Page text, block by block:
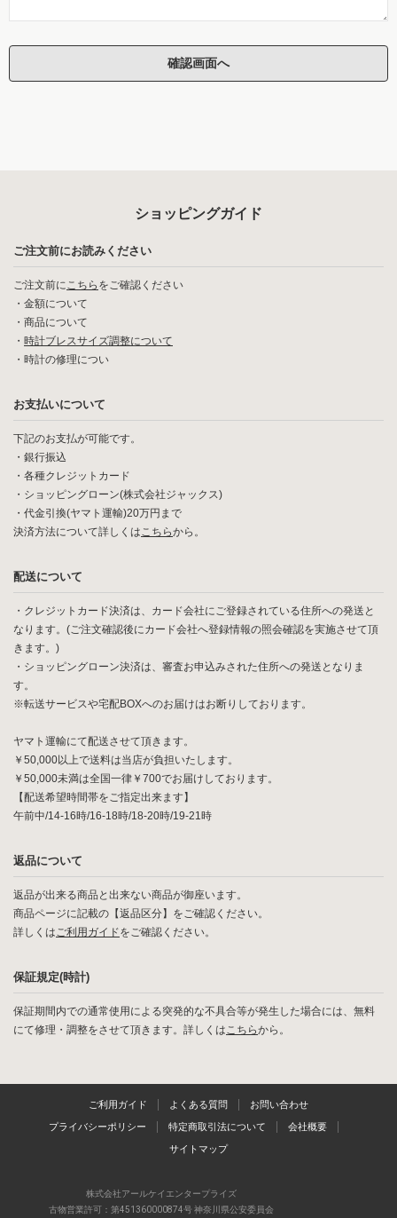
ショッピングガイド
ご注文前にお読みください
ご注文前にこちら をご確認ください
・ 金額について
・ 商品について
・ 時計ブレスサイズ調整について
・ 時計の修理につい
お支払いについて
下記のお支払が可能です。
・銀行振込
・各種クレジットカード
・ショッピングローン(株式会社ジャックス)
・代金引換(ヤマト運輸)20万円まで
決済方法について詳しくはこちらから。
配送について
・クレジットカード決済は、カード会社にご登録されている住所への発送と
なります。(ご注文確認後にカード会社へ登録情報の照会確認を実施させて頂
きます。)
・ショッピングローン決済は、審査お申込みされた住所への発送となりま
す。
※転送サービスや宅配BOXへのお届けはお断りしております。
ヤマト運輸にて配送させて頂きます。
￥50,000以上で送料は当店が負担いたします。
￥50,000未満は全国一律￥700でお届けしております。
【配送希望時間帯をご指定出来ます】
午前中/14-16時/16-18時/18-20時/19-21時
返品について
返品が出来る商品と出来ない商品が御座います。
商品ページに記載の【返品区分】をご確認ください。
詳しくはご利用ガイドをご確認ください。
保証規定(時計)
保証期間内での通常使用による突発的な不具合等が発生した場合には、無料
にて修理・調整をさせて頂きます。詳しくはこちらから。
ご利用ガイド よくある質問 お問い合わせ
プライバシーポリシー 特定商取引法について 会社概要
サイトマップ
株式会社アールケイエンタープライズ
古物営業許可：第451360000874号 神奈川県公安委員会